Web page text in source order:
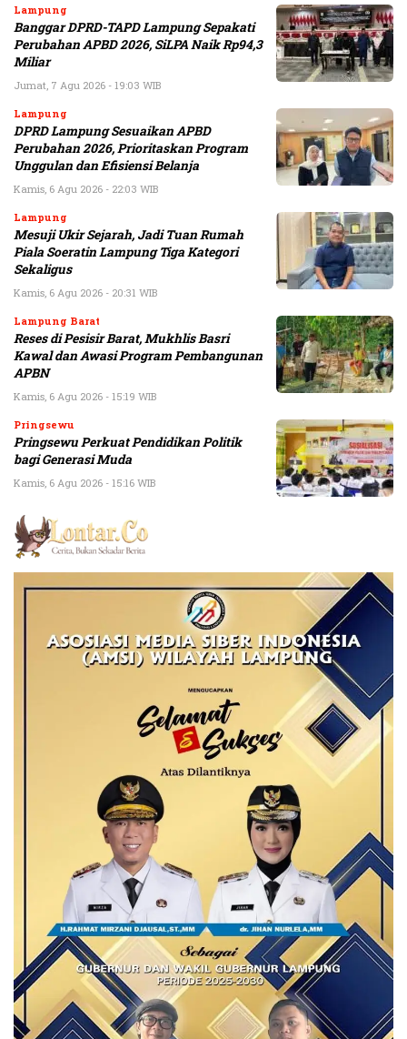
Lampung
Banggar DPRD-TAPD Lampung Sepakati
Perubahan APBD 2026, SiLPA Naik Rp94,3
Miliar
Jumat, 7 Agu 2026 - 19:03 WIB
Lampung
DPRD Lampung Sesuaikan APBD
Perubahan 2026, Prioritaskan Program
Unggulan dan Efisiensi Belanja
Kamis, 6 Agu 2026 - 22:03 WIB
Lampung
Mesuji Ukir Sejarah, Jadi Tuan Rumah
Piala Soeratin Lampung Tiga Kategori
Sekaligus
Kamis, 6 Agu 2026 - 20:31 WIB
Lampung Barat
Reses di Pesisir Barat, Mukhlis Basri
Kawal dan Awasi Program Pembangunan
APBN
Kamis, 6 Agu 2026 - 15:19 WIB
Pringsewu
Pringsewu Perkuat Pendidikan Politik
bagi Generasi Muda
Kamis, 6 Agu 2026 - 15:16 WIB